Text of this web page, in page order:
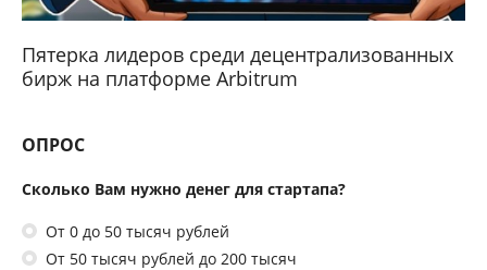
Пятерка лидеров среди децентрализованных
бирж на платформе Arbitrum
ОПРОС
Сколько Вам нужно денег для стартапа?
От 0 до 50 тысяч рублей
От 50 тысяч рублей до 200 тысяч